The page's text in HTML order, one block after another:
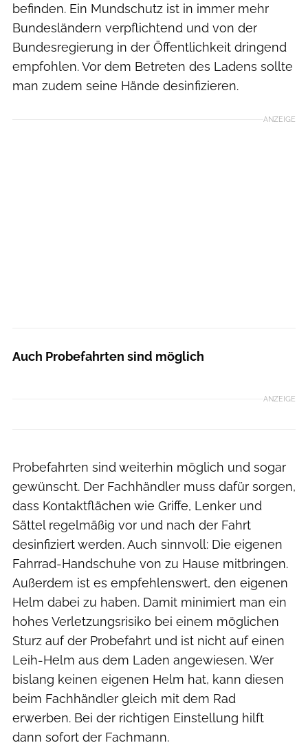
befinden. Ein Mundschutz ist in immer mehr
Bundesländern verpflichtend und von der
Bundesregierung in der Öffentlichkeit dringend
empfohlen. Vor dem Betreten des Ladens sollte
man zudem seine Hände desinfizieren.
ANZEIGE
Auch Probefahrten sind möglich
ANZEIGE
Probefahrten sind weiterhin möglich und sogar
gewünscht. Der Fachhändler muss dafür sorgen,
dass Kontaktflächen wie Griffe, Lenker und
Sättel regelmäßig vor und nach der Fahrt
desinfiziert werden. Auch sinnvoll: Die eigenen
Fahrrad-Handschuhe von zu Hause mitbringen.
Außerdem ist es empfehlenswert, den eigenen
Helm dabei zu haben. Damit minimiert man ein
hohes Verletzungsrisiko bei einem möglichen
Sturz auf der Probefahrt und ist nicht auf einen
Leih-Helm aus dem Laden angewiesen. Wer
bislang keinen eigenen Helm hat, kann diesen
beim Fachhändler gleich mit dem Rad
erwerben. Bei der richtigen Einstellung hilft
dann sofort der Fachmann.